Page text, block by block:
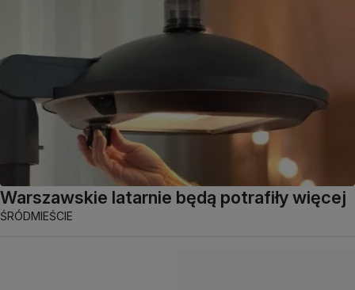
Warszawskie latarnie będą potrafiły więcej
ŚRÓDMIEŚCIE